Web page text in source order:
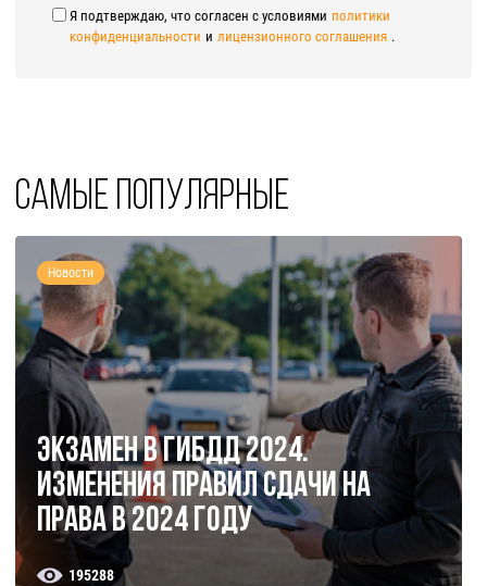
Я подтверждаю, что согласен с условиями политики
конфиденциальности и лицензионного соглашения .
Самые популярные
Новости
Экзамен в ГИБДД 2024.
Изменения правил сдачи на
права в 2024 году
195288